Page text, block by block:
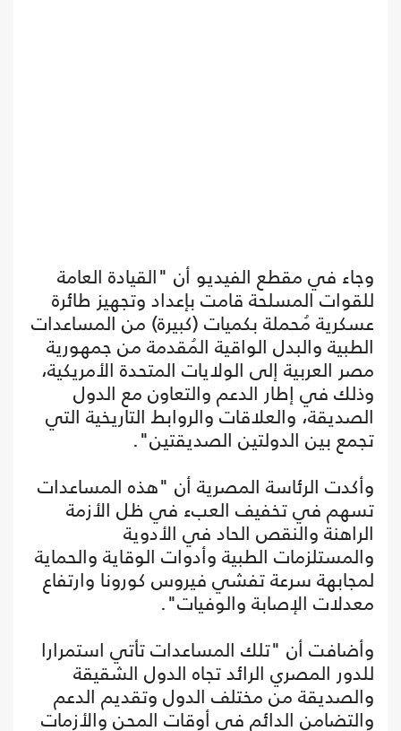
وجاء في مقطع الفيديو أن "القيادة العامة
للقوات المسلحة قامت بإعداد وتجهيز طائرة
عسكرية مُحملة بكميات (كبيرة) من المساعدات
الطبية والبدل الواقية المُقدمة من جمهورية
مصر العربية إلى الولايات المتحدة الأمريكية،
وذلك في إطار الدعم والتعاون مع الدول
الصديقة، والعلاقات والروابط التاريخية التي
تجمع بين الدولتين الصديقتين".
وأكدت الرئاسة المصرية أن "هذه المساعدات
تسهم في تخفيف العبء في ظل الأزمة
الراهنة والنقص الحاد في الأدوية
والمستلزمات الطبية وأدوات الوقاية والحماية
لمجابهة سرعة تفشي فيروس كورونا وارتفاع
معدلات الإصابة والوفيات".
وأضافت أن "تلك المساعدات تأتي استمرارا
للدور المصري الرائد تجاه الدول الشقيقة
والصديقة من مختلف الدول وتقديم الدعم
والتضامن الدائم في أوقات المحن والأزمات